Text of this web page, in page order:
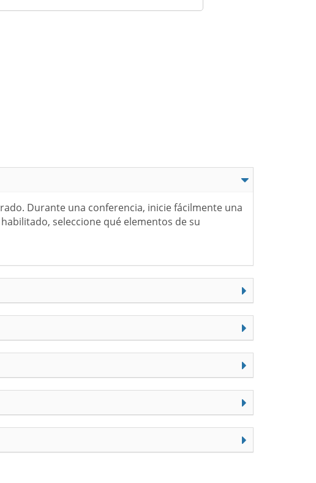
Durante una conferencia, inicie fácilmente una
seleccione qué elementos de su